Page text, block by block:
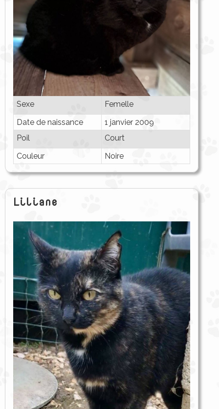
Sexe
Femelle
Date de naissance
1 janvier 2009
Poil
Court
Couleur
Noire
Liliane